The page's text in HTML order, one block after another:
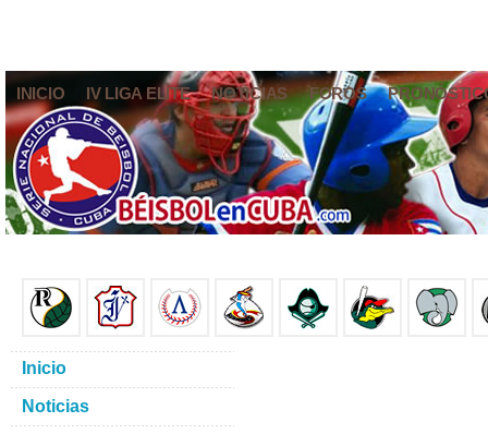
INICIO IV LIGA ELITE NOTICIAS FOROS
Inicio
Noticias